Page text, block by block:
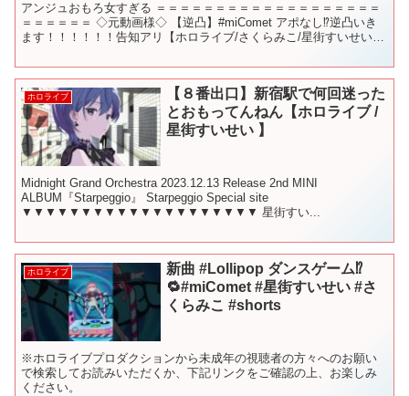
アンジュおもろ女すぎる ＝＝＝＝＝＝＝＝＝＝＝＝＝＝＝＝＝＝＝
＝＝＝＝＝＝ ◇元動画様◇ 【逆凸】#miComet アポなし⁉逆凸いき
ます！！！！！！告知アリ【ホロライブ/さくらみこ/星街すいせい】
ホロライブ
【８番出口】新宿駅で何回迷った
とおもってんねん【ホロライブ /
星街すいせい 】
Midnight Grand Orchestra 2023.12.13 Release 2nd MINI
ALBUM『Starpeggio』 Starpeggio Special site
▼▼▼▼▼▼▼▼▼▼▼▼▼▼▼▼▼▼▼▼ 星街すい...
ホロライブ
新曲 #Lollipop ダンスゲーム⁉️
🔁#miComet #星街すいせい #さ
くらみこ #shorts
※ホロライブプロダクションから未成年の視聴者の方々へのお願い
で検索してお読みいただくか、下記リンクをご確認の上、お楽しみ
ください。